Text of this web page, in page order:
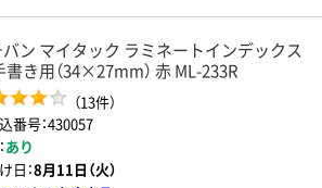
ン マイタック ラミネートインデックス
書き用（34×27mm） 赤 ML-233R
（13件）
番号：430057
あり
日：8月11日（火）